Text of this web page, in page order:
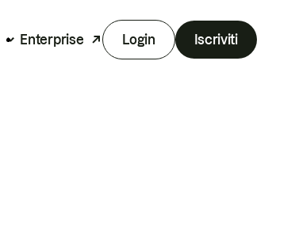
Enterprise Login Iscriviti